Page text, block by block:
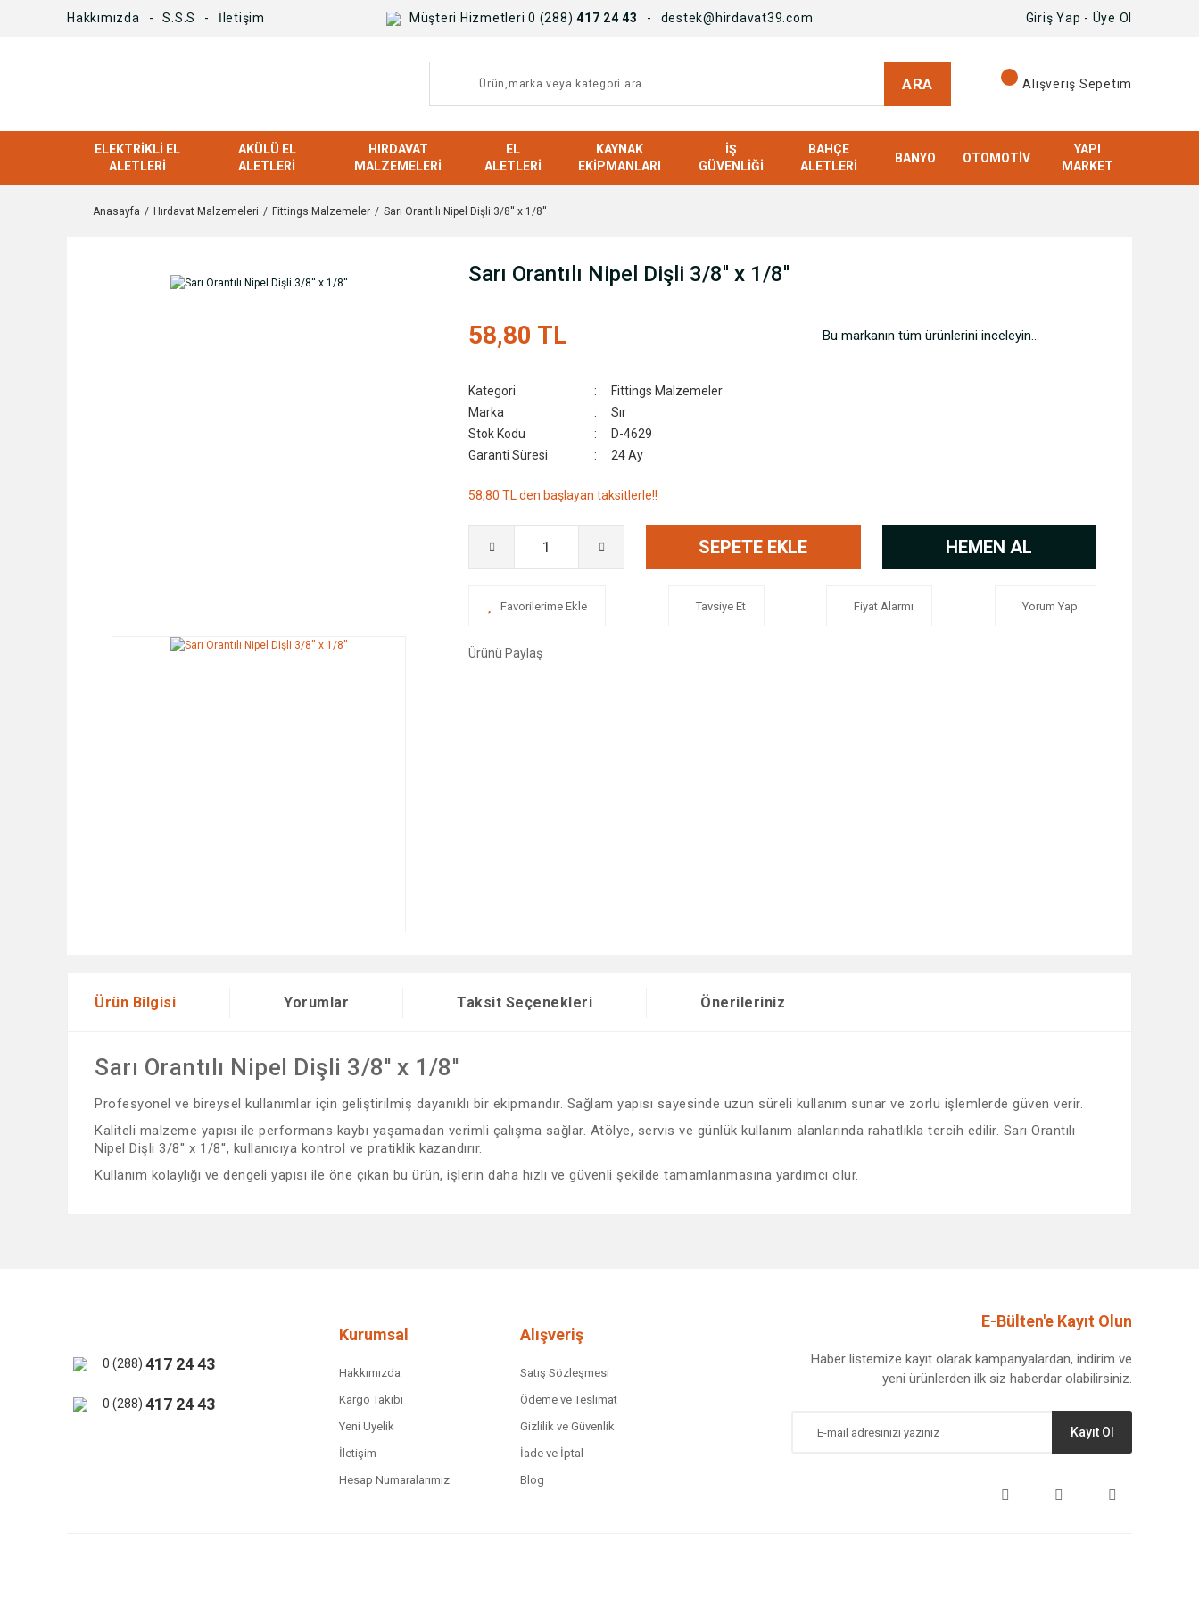
Hakkımızda S.S.S İletişim Müşteri Hizmetleri 0 (288) 417 24 43 destek@hirdavat39.com Giriş Yap - Üye Ol
ARA Alışveriş Sepetim
ELEKTRIKLI EL
ALETLERI
AKÜLÜ EL
ALETLERI
HIRDAVAT
MALZEMELERI
EL
ALETLERI
KAYNAK
EKIPMANLARI
İŞ
GÜVENLIĞI
BAHÇE
ALETLERI
BANYO OTOMOTIV
YAPI
MARKET
Anasayfa Hırdavat Malzemeleri Fittings Malzemeler Sarı Orantılı Nipel Dişli 3/8'' x 1/8''
Sarı Orantılı Nipel Dişli 3/8'' x 1/8''
58,80 TL Bu markanın tüm ürünlerini inceleyin...
Kategori
Fittings Malzemeler
Marka
Sır
Stok Kodu
D-4629
Garanti Süresi
24 Ay
58,80 TL den başlayan taksitlerle!!
SEPETE EKLE HEMEN AL
Tavsiye Et Fiyat Alarmı Yorum Yap
Ürünü Paylaş
Ürün Bilgisi Yorumlar Taksit Seçenekleri Önerileriniz
Sarı Orantılı Nipel Dişli 3/8'' x 1/8''
Profesyonel ve bireysel kullanımlar için geliştirilmiş dayanıklı bir ekipmandır. Sağlam yapısı sayesinde uzun süreli kullanım sunar ve zorlu işlemlerde güven verir.
Kaliteli malzeme yapısı ile performans kaybı yaşamadan verimli çalışma sağlar. Atölye, servis ve günlük kullanım alanlarında rahatlıkla tercih edilir. Sarı Orantılı
Nipel Dişli 3/8'' x 1/8'', kullanıcıya kontrol ve pratiklik kazandırır.
Kullanım kolaylığı ve dengeli yapısı ile öne çıkan bu ürün, işlerin daha hızlı ve güvenli şekilde tamamlanmasına yardımcı olur.
Bu ürüne benzer farklı alternatifler olmalı.
0 (288) 417 24 43
0 (288) 417 24 43
Kurumsal
Hakkımızda
Kargo Takibi
Yeni Üyelik
İletişim
Hesap Numaralarımız
Alışveriş
Satış Sözleşmesi
Ödeme ve Teslimat
Gizlilik ve Güvenlik
İade ve İptal
Blog
E-Bülten'e Kayıt Olun
Haber listemize kayıt olarak kampanyalardan, indirim ve
yeni ürünlerden ilk siz haberdar olabilirsiniz.
Kayıt Ol